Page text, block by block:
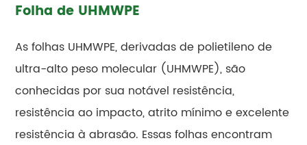
Folha de UHMWPE
As folhas UHMWPE, derivadas de polietileno de
ultra-alto peso molecular (UHMWPE), são
conhecidas por sua notável resistência,
resistência ao impacto, atrito mínimo e excelente
resistência à abrasão. Essas folhas encontram